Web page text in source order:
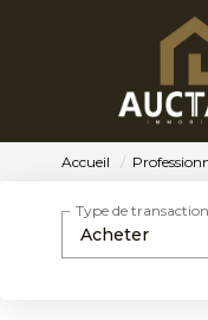
Accueil
Acheter
Type de transaction